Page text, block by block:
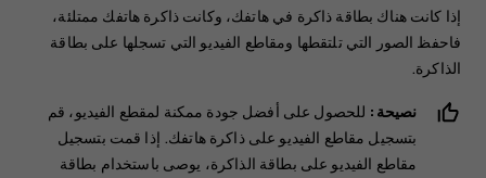
8.1
إذا كانت هناك بطاقة ذاكرة في هاتفك، وكانت ذاكرة هاتفك ممتلئة،
فاحفظ الصور التي تلتقطها ومقاطع الفيديو التي تسجلها على بطاقة
الذاكرة.
نصيحة: للحصول على أفضل جودة ممكنة لمقطع الفيديو، قم
بتسجيل مقاطع الفيديو على ذاكرة هاتفك. إذا قمت بتسجيل
مقاطع الفيديو على بطاقة الذاكرة، يوصى باستخدام بطاقة